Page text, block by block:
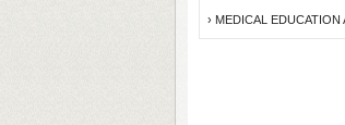
› MEDICAL